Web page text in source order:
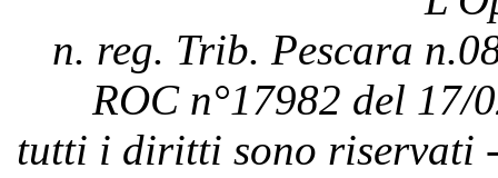
n. reg. Trib. Pescara
ROC n°17982 del 17/
tutti i diritti sono riservati